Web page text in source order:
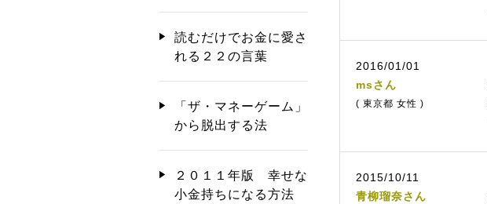
2016/01/01
msさん
( 東京都 女性 )
2015/10/11
青柳瑠奈さん
読むだけでお金に愛さ
れる２２の言葉
「ザ・マネーゲーム」
から脱出する法
２０１１年版 幸せな
小金持ちになる方法